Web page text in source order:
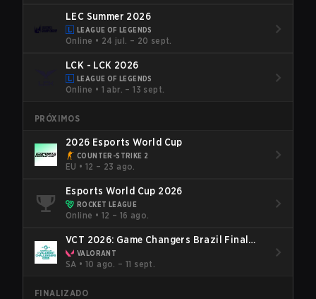
LEC Summer 2026
LEAGUE OF LEGENDS
Online • 24 jul. – 20 sept.
LCK - LCK 2026
LEAGUE OF LEGENDS
Online • 1 abr. – 13 sept.
PRÓXIMOS
2026 Esports World Cup
COUNTER-STRIKE 2
EU •12 – 23 ago.
Esports World Cup 2026
ROCKET LEAGUE
Online • 12 – 16 ago.
VCT 2026: Game Changers Brazil Final
Stage
VALORANT
SA •10 ago. – 11 sept.
FINALIZADO